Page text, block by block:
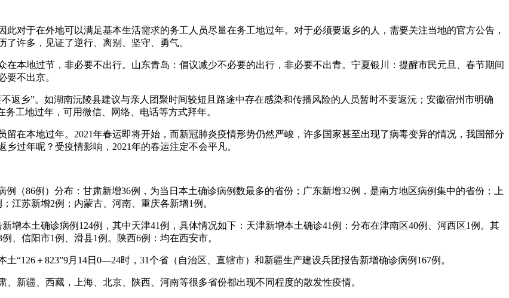
对于在外地可以满足基本生活需求的务工人员尽量在务工地过年。对于必须要返乡的人，需要关注当地的官方公告，
许多，见证了逆行、离别、坚守、勇气。
本地过节，非必要不出行。山东青岛：倡议减少不必要的出行，非必要不出青。宁夏银川：提醒市民元旦、春节期间
要不出京。
返乡”。如湖南沅陵县建议与亲人团聚时间较短且路途中存在感染和传播风险的人员暂时不要返沅；安徽宿州市明确
工地过年，可用微信、网络、电话等方式拜年。
在本地过年。2021年春运即将开始，而新冠肺炎疫情形势仍然严峻，许多国家甚至出现了病毒变异的情况，我国部分
过年呢？受疫情影响，2021年的春运注定不会平凡。
（86例）分布：甘肃新增36例，为当日本土确诊病例数最多的省份；广东新增32例，是南方地区病例集中的省份；上
江苏新增2例；内蒙古、河南、重庆各新增1例。
增本土确诊病例124例，其中天津41例，具体情况如下：天津新增本土确诊41例：分布在津南区40例、河西区1例。其
、信阳市1例、滑县1例。陕西6例：均在西安市。
“126＋823”9月14日0—24时，31个省（自治区、直辖市）和新疆生产建设兵团报告新增确诊病例167例。
新疆、西藏，上海、北京、陕西、河南等很多省份都出现不同程度的散发性疫情。